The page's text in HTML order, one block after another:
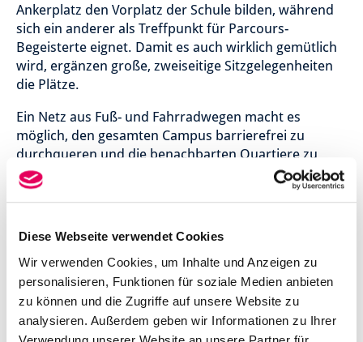
Diese Webseite verwendet Cookies
Wir verwenden Cookies, um Inhalte und Anzeigen zu
personalisieren, Funktionen für soziale Medien anbieten
zu können und die Zugriffe auf unsere Website zu
analysieren. Außerdem geben wir Informationen zu Ihrer
Ankerplatz den Vorplatz der Schule bilden, während
sich ein anderer als Treffpunkt für Parcours-
Begeisterte eignet. Damit es auch wirklich gemütlich
wird, ergänzen große, zweiseitige Sitzgelegenheiten
die Plätze.
Ein Netz aus Fuß- und Fahrradwegen macht es
möglich, den gesamten Campus barrierefrei zu
durchqueren und die benachbarten Quartiere zu
erreichen. Im Herzen des Parks treffen sich die Wege.
An diesem Wegekreuz umschließen gebogene Bänke
Aufenthaltsmöglichkeiten – der optimale Treffpunkt.